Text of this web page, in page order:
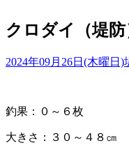
クロダイ（堤防
2024年09月26日(木曜日)
釣果：０～６枚
大きさ：３０～４８㎝